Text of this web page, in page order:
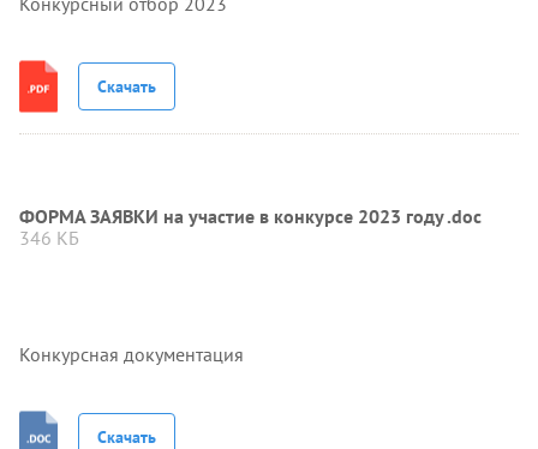
Скачать
ФОРМА ЗАЯВКИ на участие в конкурсе 2023 году .doc
346 КБ
Конкурсная документация
Скачать